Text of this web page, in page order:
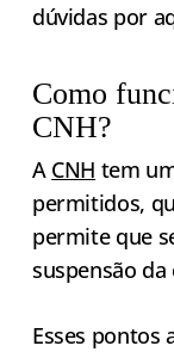
dúvidas por
Como
CNH?
A CNH tem
permitidos,
permite que
suspensão
Esses pontos